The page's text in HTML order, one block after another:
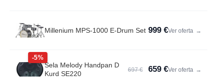
Millenium MPS-1000 E-Drum Set 999 €Ver oferta →
-5%
Sela Melody Handpan D
Kurd SE220
697 € 659 €Ver oferta →